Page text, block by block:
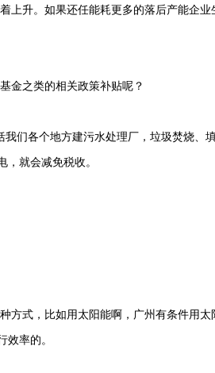
上升。如果还任能耗更多的落后产能企业
金之类的相关政策补贴呢？
们各个地方建污水处理厂，垃圾焚烧、
就会减免税收。
方式，比如用太阳能啊，广州有条件用太
率的。